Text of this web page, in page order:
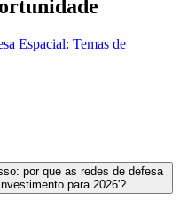
Espacial: Temas de
por que as redes de defesa
para 2026'?